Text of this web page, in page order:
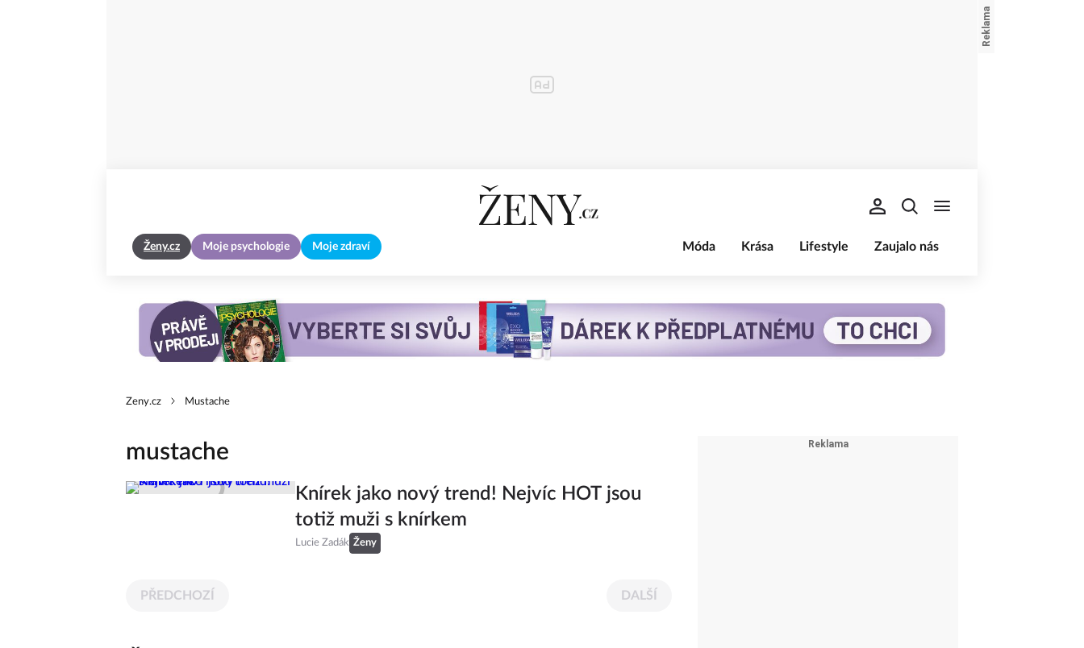
Ženy.cz Moje psychologie Moje zdraví Móda Krása Lifestyle Zaujalo nás
Zeny.cz Mustache
mustache
Knírek jako nový trend! Nejvíc HOT jsou
totiž muži s knírkem
Lucie Zadák Ženy
PŘEDCHOZÍ DALŠÍ